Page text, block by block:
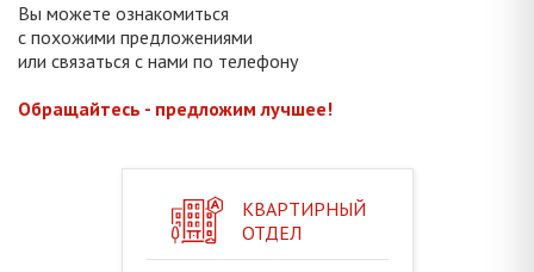
Вы можете ознакомиться
с похожими предложениями
или связаться с нами по телефону
Обращайтесь - предложим лучшее!
КВАРТИРНЫЙ
ОТДЕЛ